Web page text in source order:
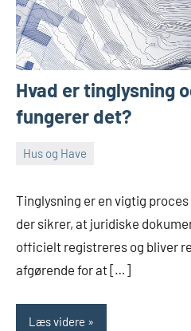
Hvad er tinglysning
fungerer det?
Hus og Have
2024
Tinglysning er en vigtig
der sikrer, at juridiske
officielt registreres og bliver
afgørende for at […]
Læs videre